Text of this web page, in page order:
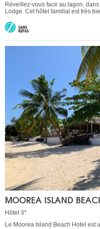
Réveillez-vous face au lagon,
Lodge. Cet hôtel familial est très
MOOREA ISLAND
Hôtel 3*
Le Moorea Island Beach Hotel est